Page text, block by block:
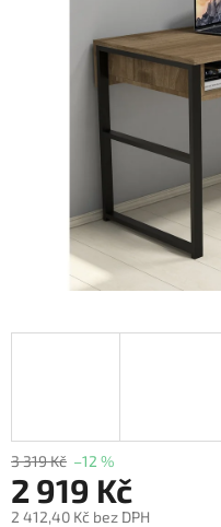
hvězdiček.
3 319 Kč –12 %
2 919 Kč
2 412,40 Kč bez DPH